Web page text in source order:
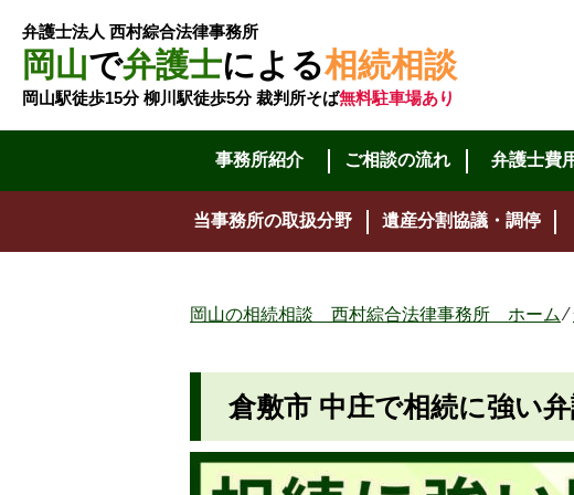
弁護士法人 西村綜合法律事務所
岡山で弁護士による相続相談
岡山駅徒歩15分 柳川駅徒歩5分 裁判所そば無料駐車場あり
事務所紹介 ご相談の流れ 弁護士費
当事務所の取扱分野 遺産分割協議・調停
岡山の相続相談 西村綜合法律事務所 ホーム⁄
倉敷市 中庄で相続に強い